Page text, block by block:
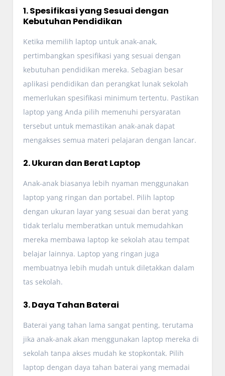
1. Spesifikasi yang Sesuai dengan
Kebutuhan Pendidikan
Ketika memilih laptop untuk anak-anak,
pertimbangkan spesifikasi yang sesuai dengan
kebutuhan pendidikan mereka. Sebagian besar
aplikasi pendidikan dan perangkat lunak sekolah
memerlukan spesifikasi minimum tertentu. Pastikan
laptop yang Anda pilih memenuhi persyaratan
tersebut untuk memastikan anak-anak dapat
mengakses semua materi pelajaran dengan lancar.
2. Ukuran dan Berat Laptop
Anak-anak biasanya lebih nyaman menggunakan
laptop yang ringan dan portabel. Pilih laptop
dengan ukuran layar yang sesuai dan berat yang
tidak terlalu memberatkan untuk memudahkan
mereka membawa laptop ke sekolah atau tempat
belajar lainnya. Laptop yang ringan juga
membuatnya lebih mudah untuk diletakkan dalam
tas sekolah.
3. Daya Tahan Baterai
Baterai yang tahan lama sangat penting, terutama
jika anak-anak akan menggunakan laptop mereka di
sekolah tanpa akses mudah ke stopkontak. Pilih
laptop dengan daya tahan baterai yang memadai